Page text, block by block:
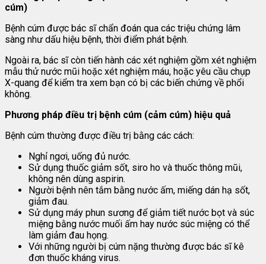
cúm)
Bệnh cúm được bác sĩ chẩn đoán qua các triệu chứng lâm
sàng như dấu hiệu bệnh, thời điểm phát bệnh.
Ngoài ra, bác sĩ còn tiến hành các xét nghiệm gồm xét nghiệm
mẫu thử nước mũi hoặc xét nghiệm máu, hoặc yêu cầu chụp
X-quang để kiểm tra xem bạn có bị các biến chứng về phổi
không.
Phương pháp điều trị bệnh cúm (cảm cúm) hiệu quả
Bệnh cúm thường được điều trị bằng các cách:
Nghỉ ngơi, uống đủ nước.
Sử dụng thuốc giảm sốt, siro ho và thuốc thông mũi,
không nên dùng aspirin.
Người bệnh nên tắm bằng nước ấm, miếng dán hạ sốt,
giảm đau.
Sử dụng máy phun sương để giảm tiết nước bọt và súc
miệng bằng nước muối ấm hay nước súc miệng có thể
làm giảm đau họng.
Với những người bị cúm nặng thường được bác sĩ kê
đơn thuốc kháng virus.